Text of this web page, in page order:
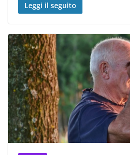
Leggi il seguito